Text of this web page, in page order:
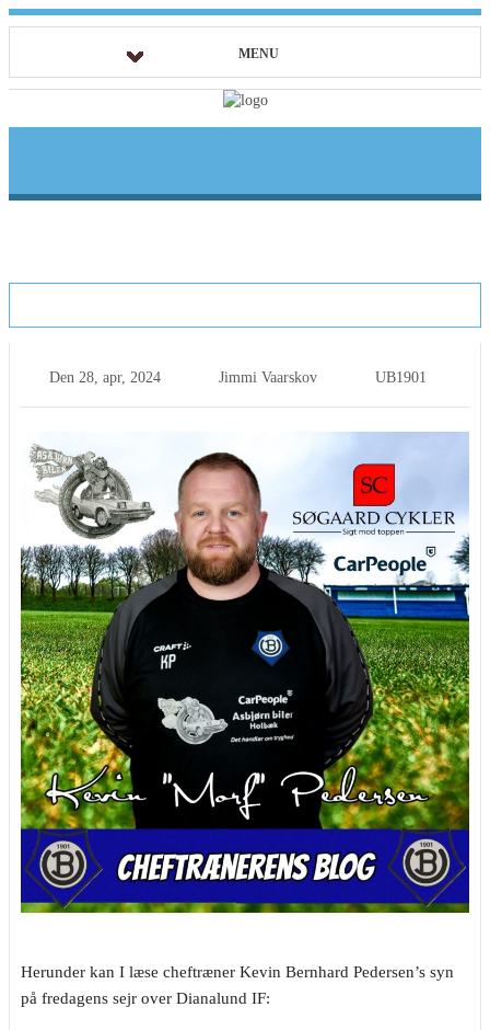
MENU
Den 28, apr, 2024 Jimmi Vaarskov UB1901
Herunder kan I læse cheftræner Kevin Bernhard Pedersen’s syn
på fredagens sejr over Dianalund IF: